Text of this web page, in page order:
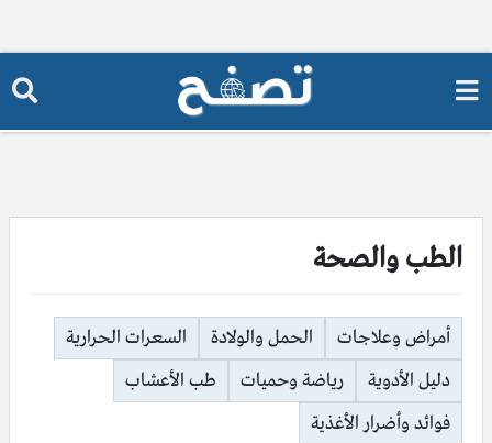
الطب والصحة
أمراض وعلاجات الحمل والولادة
السعرات الحرارية
دليل الأدوية
رياضة وحميات
طب الأعشاب
فوائد وأضرار الأغذية